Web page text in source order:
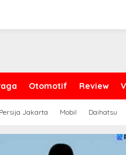
Otomotif Review
Persija Jakarta Mobil Daihatsu